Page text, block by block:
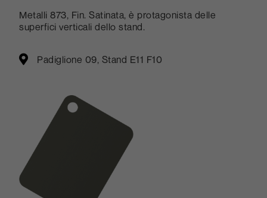
Metalli 873, Fin. Satinata, è protagonista delle
superfici verticali dello stand.
Padiglione 09, Stand E11 F10